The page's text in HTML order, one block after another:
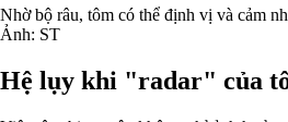
Nhờ bộ râu, tôm có thể định vị và cảm
Ảnh: ST
Hệ lụy khi "radar" của